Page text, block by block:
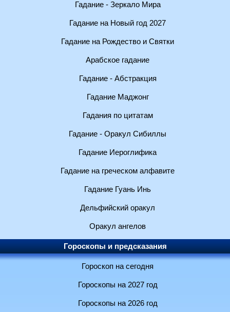
Гадание - Зеркало Мира
Гадание на Новый год 2027
Гадание на Рождество и Святки
Арабское гадание
Гадание - Абстракция
Гадание Маджонг
Гадания по цитатам
Гадание - Оракул Сибиллы
Гадание Иероглифика
Гадание на греческом алфавите
Гадание Гуань Инь
Дельфийский оракул
Оракул ангелов
Гороскопы и предсказания
Гороскоп на сегодня
Гороскопы на 2027 год
Гороскопы на 2026 год